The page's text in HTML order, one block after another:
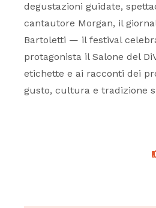
degustazioni guidate,
cantautore Morgan, il
Bartoletti — il festival
protagonista il Salone del
etichette e ai racconti dei
gusto, cultura e tradizione